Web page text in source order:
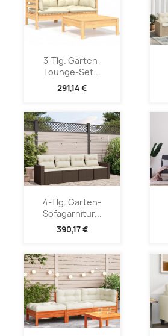
3-Tlg. Garten-
Lounge-Set...
291,14 €
4-Tlg. Garten-
Sofagarnitur...
390,17 €